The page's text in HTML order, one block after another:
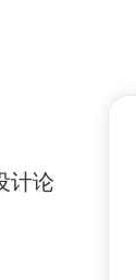
计论